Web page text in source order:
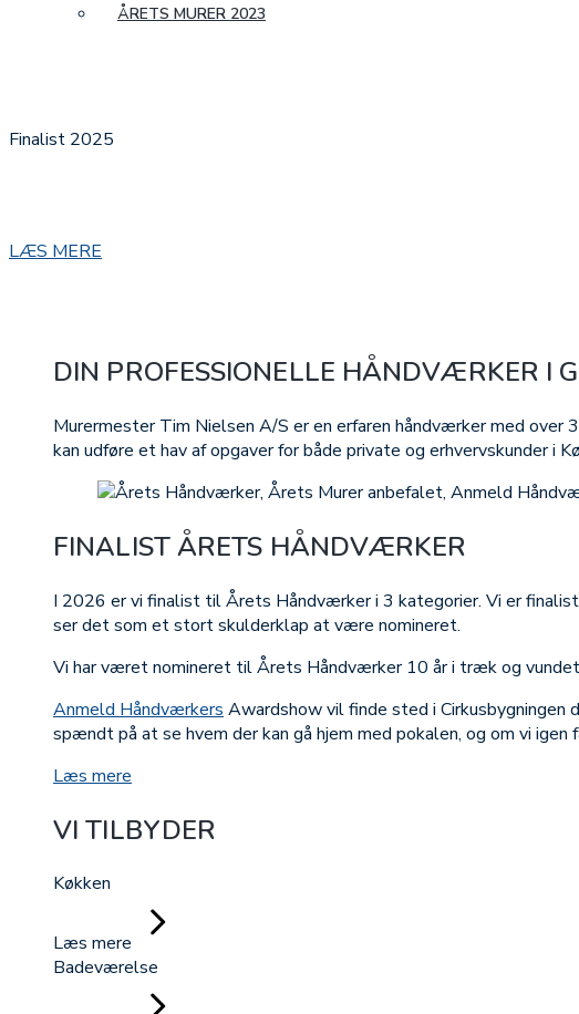
ÅRETS MURER 2023
Finalist 2025
LÆS MERE
DIN PROFESSIONELLE HÅNDVÆRKER I
Murermester Tim Nielsen A/S er en erfaren håndværker med over
kan udføre et hav af opgaver for både private og erhvervskunder i
FINALIST ÅRETS HÅNDVÆRKER
I 2026 er vi finalist til Årets Håndværker i 3 kategorier. Vi er
ser det som et stort skulderklap at være nomineret.
Vi har været nomineret til Årets Håndværker 10 år i træk og
Anmeld Håndværkers Awardshow vil finde sted i
spændt på at se hvem der kan gå hjem med pokalen, og om vi
Læs mere
VI TILBYDER
Køkken
Læs mere
Badeværelse